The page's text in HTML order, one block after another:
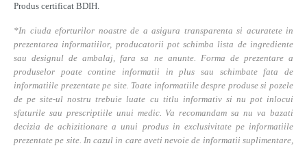
Produs certificat BDIH.
*In ciuda eforturilor noastre de a asigura transparenta si acuratete in
prezentarea informatiilor, producatorii pot schimba lista de ingrediente
sau designul de ambalaj, fara sa ne anunte. Forma de prezentare a
produselor poate contine informatii in plus sau schimbate fata de
informatiile prezentate pe site. Toate informatiile despre produse si pozele
de pe site-ul nostru trebuie luate cu titlu informativ si nu pot inlocui
sfaturile sau prescriptiile unui medic. Va recomandam sa nu va bazati
decizia de achizitionare a unui produs in exclusivitate pe informatiile
prezentate pe site. In cazul in care aveti nevoie de informatii suplimentare,